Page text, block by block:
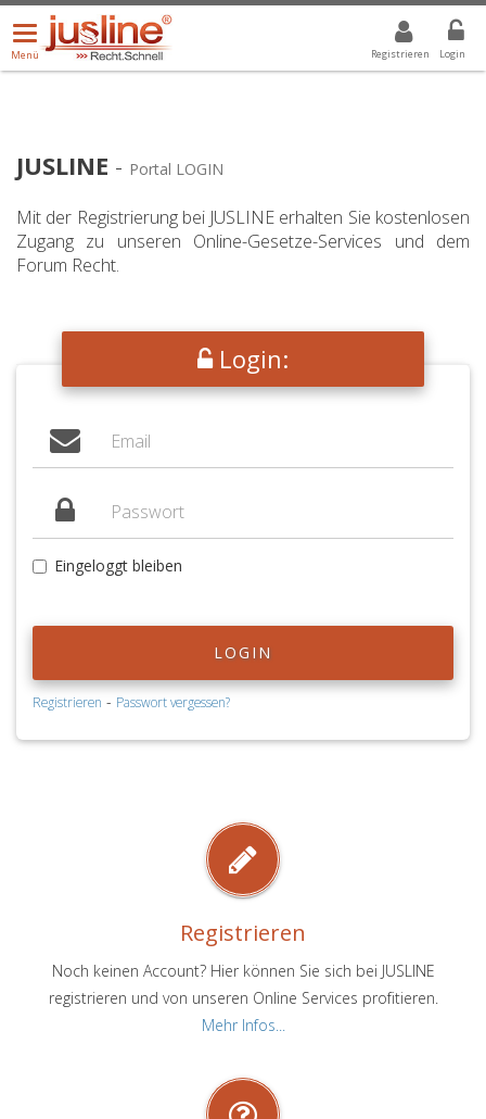
Registrieren Login
Menü
öffnen/schließen
Menü
ALLE DROPDOWN: GEWÄHLTER WERT IST ALLE
JUSLINE - Portal LOGIN
Mit der Registrierung bei JUSLINE erhalten Sie kostenlosen
Zugang zu unseren Online-Gesetze-Services und dem
Forum Recht.
Login:
Eingeloggt bleiben
LOGIN
Registrieren - Passwort vergessen?
Registrieren
Noch keinen Account? Hier können Sie sich bei JUSLINE
registrieren und von unseren Online Services profitieren.
Mehr Infos...